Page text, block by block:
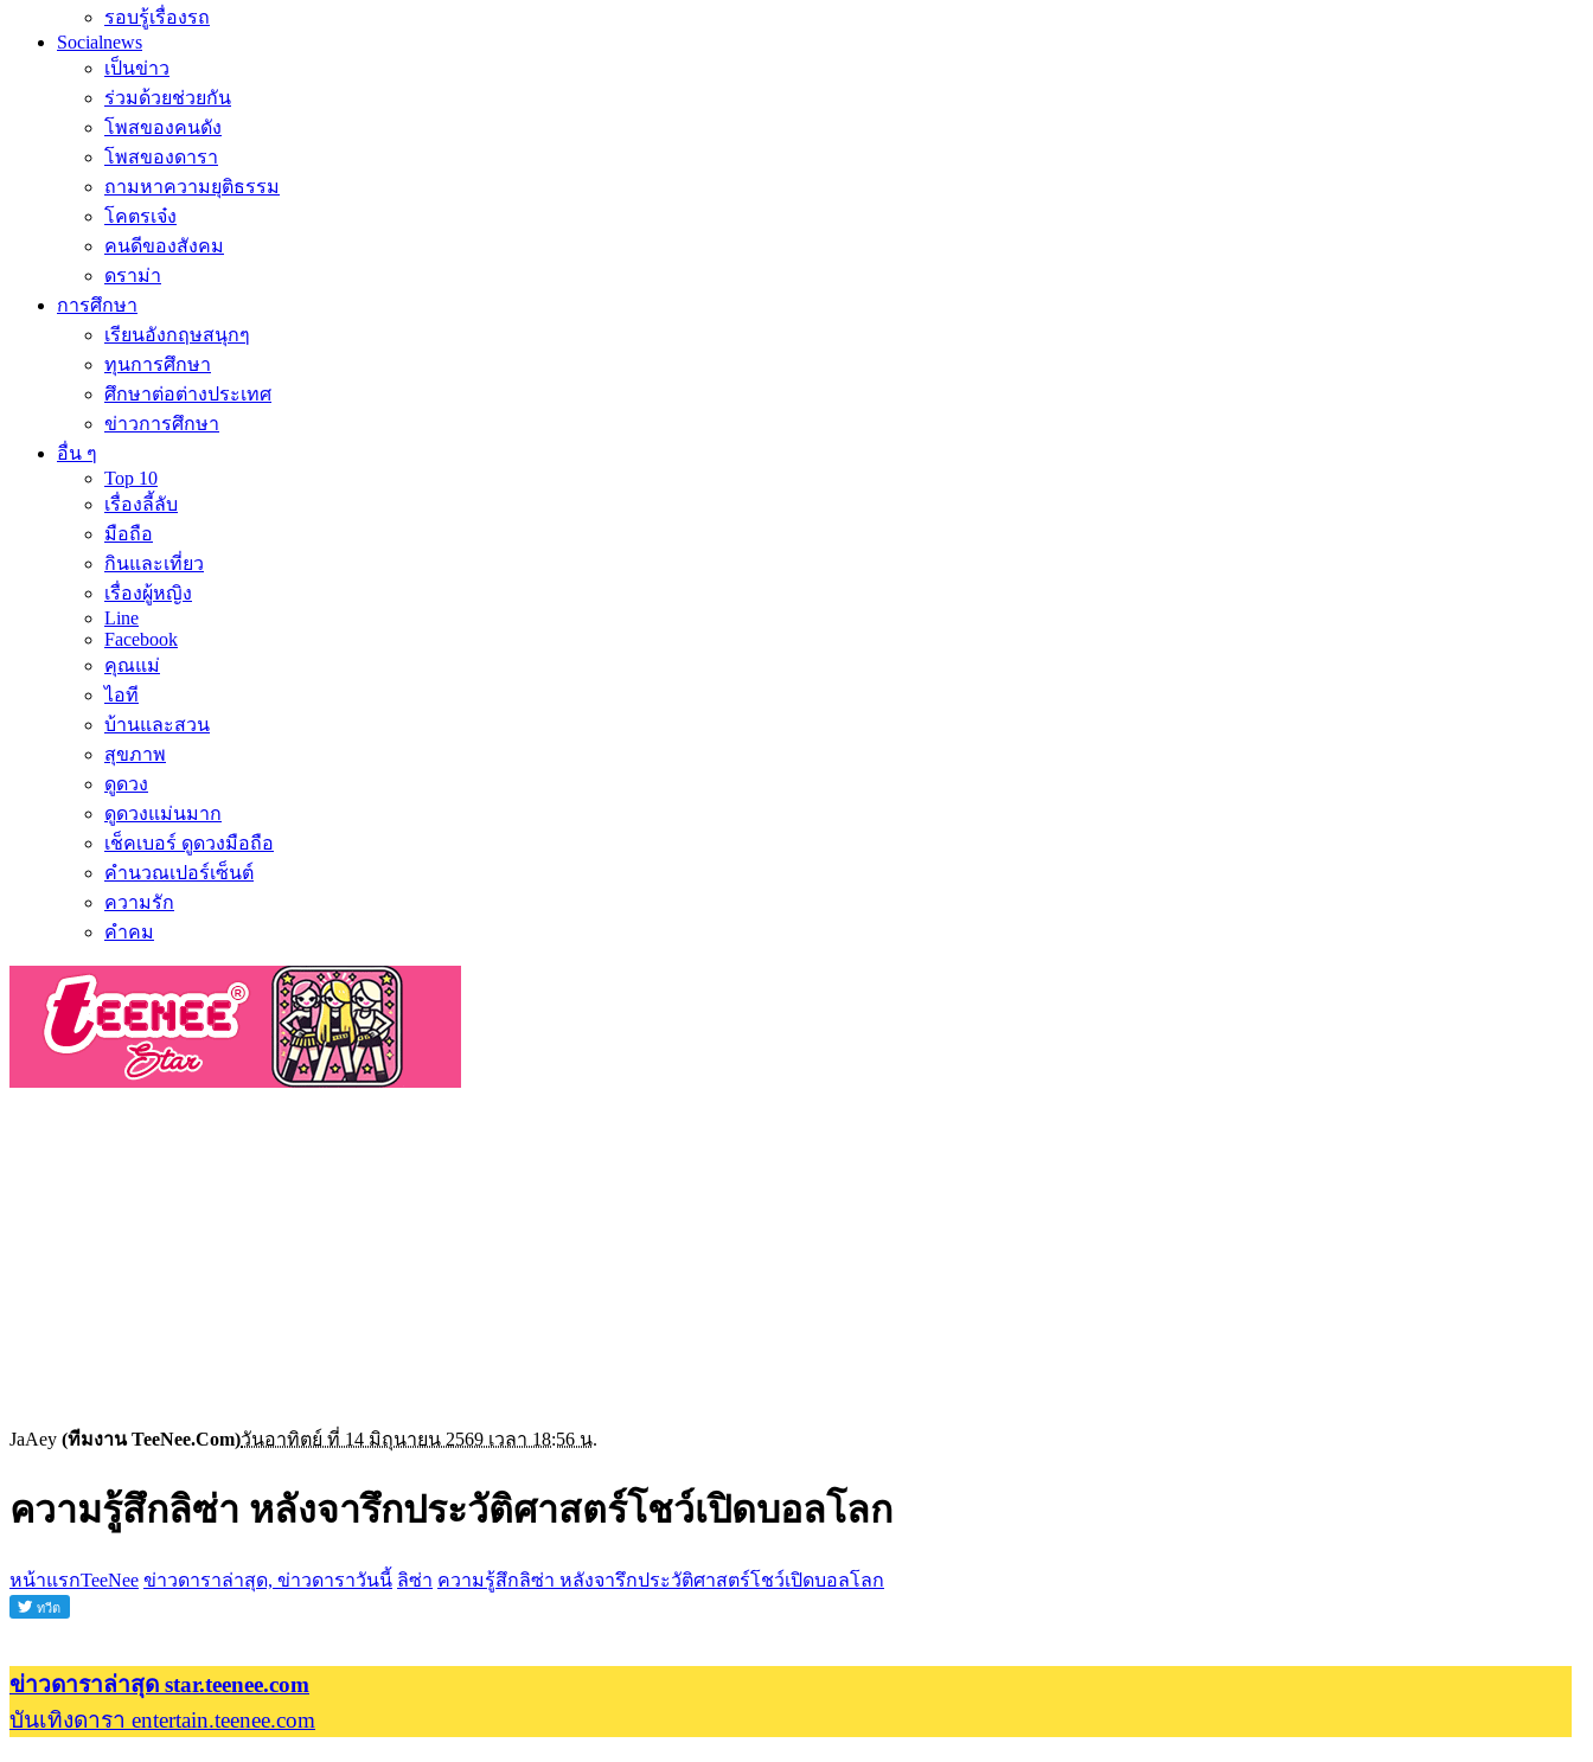
รอบรู้เรื่องรถ
Socialnews
เป็นข่าว
ร่วมด้วยช่วยกัน
โพสของคนดัง
โพสของดารา
ถามหาความยุติธรรม
โคตรเจ๋ง
คนดีของสังคม
ดราม่า
การศึกษา
เรียนอังกฤษสนุกๆ
ทุนการศึกษา
ศึกษาต่อต่างประเทศ
ข่าวการศึกษา
อื่น ๆ
Top 10
เรื่องลี้ลับ
มือถือ
กินและเที่ยว
เรื่องผู้หญิง
Line
Facebook
คุณแม่
ไอที
บ้านและสวน
สุขภาพ
ดูดวง
ดูดวงแม่นมาก
เช็คเบอร์ ดูดวงมือถือ
คำนวณเปอร์เซ็นต์
ความรัก
คำคม
JaAey (ทีมงาน TeeNee.Com)วันอาทิตย์ ที่ 14 มิถุนายน 2569 เวลา 18:56 น.
ความรู้สึกลิซ่า หลังจารึกประวัติศาสตร์โชว์เปิดบอลโลก
หน้าแรกTeeNee ข่าวดาราล่าสุด, ข่าวดาราวันนี้ ลิซ่า ความรู้สึกลิซ่า หลังจารึกประวัติศาสตร์โชว์เปิดบอลโลก
ข่าวดาราล่าสุด star.teenee.com
บันเทิงดารา entertain.teenee.com